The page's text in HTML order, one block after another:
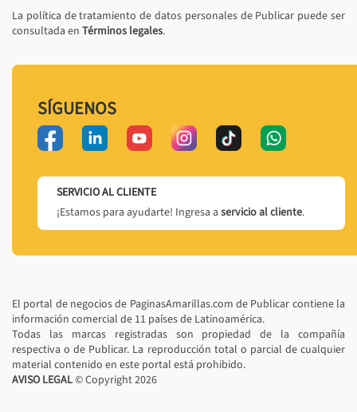
La política de tratamiento de datos personales de Publicar puede ser
consultada en Términos legales.
SÍGUENOS
SERVICIO AL CLIENTE
¡Estamos para ayudarte! Ingresa a servicio al cliente.
El portal de negocios de PaginasAmarillas.com de Publicar contiene la
información comercial de 11 países de Latinoamérica.
Todas las marcas registradas son propiedad de la compañía
respectiva o de Publicar. La reproducción total o parcial de cualquier
material contenido en este portal está prohibido.
AVISO LEGAL© Copyright2026